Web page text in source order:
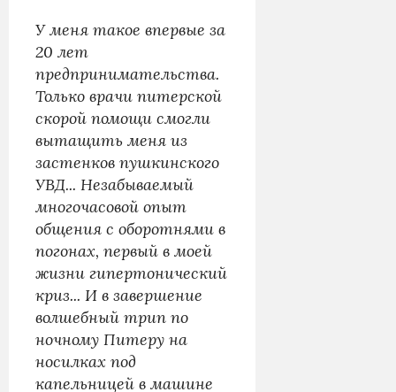
У меня такое впервые за
20 лет
предпринимательства.
Только врачи питерской
скорой помощи смогли
вытащить меня из
застенков пушкинского
УВД... Незабываемый
многочасовой опыт
общения с оборотнями в
погонах, первый в моей
жизни гипертонический
криз... И в завершение
волшебный трип по
ночному Питеру на
носилках под
капельницей в машине